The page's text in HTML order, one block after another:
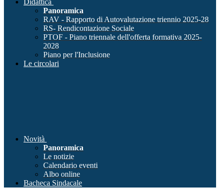
Didattica
Panoramica
RAV - Rapporto di Autovalutazione triennio 2025-28
RS- Rendicontazione Sociale
PTOF - Piano triennale dell'offerta formativa 2025-
2028
Piano per l'Inclusione
Le circolari
Novità
Panoramica
Le notizie
Calendario eventi
Albo online
Bacheca Sindacale